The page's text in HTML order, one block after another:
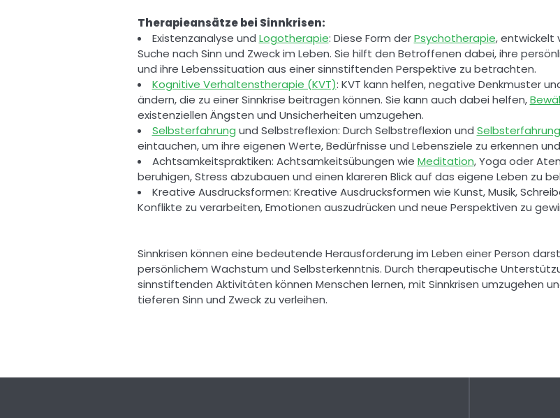
Therapieansätze bei Sinnkrisen:
Existenzanalyse und Logotherapie: Diese Form der Psychotherapie, entwickelt
Suche nach Sinn und Zweck im Leben. Sie hilft den Betroffenen dabei, ihre
und ihre Lebenssituation aus einer sinnstiftenden Perspektive zu betrachten.
Kognitive Verhaltenstherapie (KVT): KVT kann helfen, negative Denkmuster
ändern, die zu einer Sinnkrise beitragen können. Sie kann auch dabei helfen,
existenziellen Ängsten und Unsicherheiten umzugehen.
Selbsterfahrung und Selbstreflexion: Durch Selbstreflexion und Selbsterfahrung
eintauchen, um ihre eigenen Werte, Bedürfnisse und Lebensziele zu erkennen
Achtsamkeitspraktiken: Achtsamkeitsübungen wie Meditation, Yoga oder
beruhigen, Stress abzubauen und einen klareren Blick auf das eigene Leben zu
Kreative Ausdrucksformen: Kreative Ausdrucksformen wie Kunst, Musik,
Konflikte zu verarbeiten, Emotionen auszudrücken und neue Perspektiven zu
Sinnkrisen können eine bedeutende Herausforderung im Leben einer Person
persönlichem Wachstum und Selbsterkenntnis. Durch therapeutische
sinnstiftenden Aktivitäten können Menschen lernen, mit Sinnkrisen umzugehen
tieferen Sinn und Zweck zu verleihen.